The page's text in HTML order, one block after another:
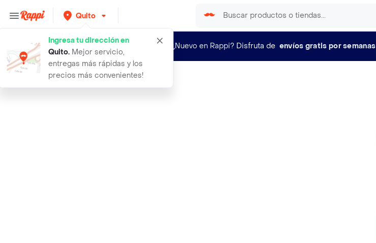
Quito
Ingresa tu dirección en
Quito. Mejor servicio,
entregas más rápidas y los
precios más convenientes!
¿Nuevo en Rappi? Disfruta de envíos gratis por semanas
topping salsa de queso